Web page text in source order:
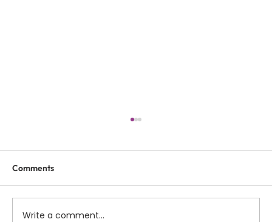
Comments
Write a comment...